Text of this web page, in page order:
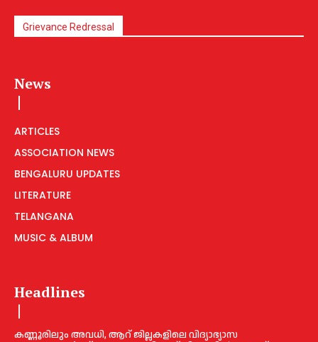
Grievance Redressal
News
ARTICLES
ASSOCIATION NEWS
BENGALURU UPDATES
LITERATURE
TELANGANA
MUSIC & ALBUM
Headlines
കണ്ണൂരിലും അവധി, ആറ് ജില്ലകളിലെ വിദ്യാഭ്യാസ